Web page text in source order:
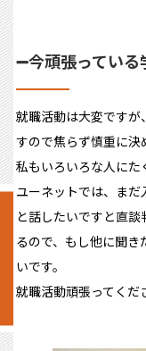
➖今頑張ってい
就職活動は大変ですが
すので焦らず慎重に決
私もいろいろな人にた
ユーネットでは、ま
と話したいですと直
るので、もし他に聞
いです。
就職活動頑張ってくだ